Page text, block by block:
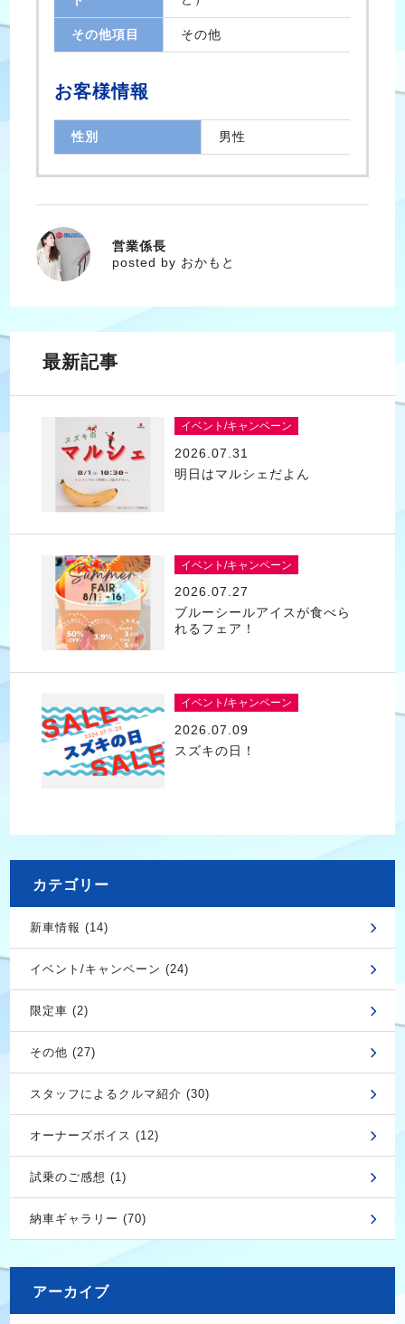
その他項目 その他
お客様情報
性別 男性
おかもと
営業係長
posted by おかもと
最新記事
イベント/キャンペーン
2026.07.31
明日はマルシェだよん
イベント/キャンペーン
2026.07.27
ブルーシールアイスが食べら
れるフェア！
イベント/キャンペーン
2026.07.09
スズキの日！
カテゴリー
新車情報 (14)
イベント/キャンペーン (24)
限定車 (2)
その他 (27)
スタッフによるクルマ紹介 (30)
オーナーズボイス (12)
試乗のご感想 (1)
納車ギャラリー (70)
アーカイブ